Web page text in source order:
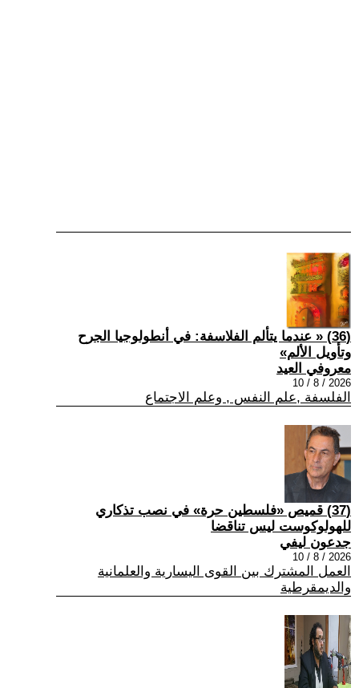
(36) « عندما يتألم الفلاسفة: في أنطولوجيا الجرح
وتأويل الألم»
معروفي العيد
2026 / 8 / 10
الفلسفة ,علم النفس , وعلم الاجتماع
(37) قميص «فلسطين حرة» في نصب تذكاري
للهولوكوست ليس تناقضا
جدعون ليفي
2026 / 8 / 10
العمل المشترك بين القوى اليسارية والعلمانية
والديمقرطية